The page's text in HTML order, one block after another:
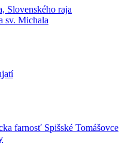
Slovenského raja
sv. Michala
farnosť Spišské Tomášovce